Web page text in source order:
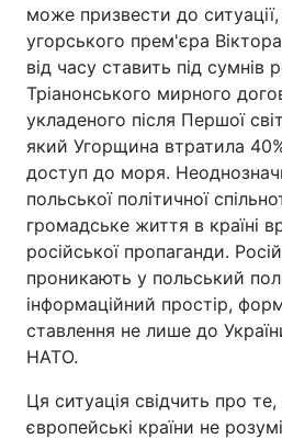
може призвести до
угорського прем'єра
від часу ставить під сумнів
Тріанонського мирного
укладеного після Першої
який Угорщина втратила
доступ до моря.
польської політичної
громадське життя в країні
російської пропаганди.
проникають у польський
інформаційний простір,
ставлення не лише до
НАТО.
Ця ситуація свідчить про
європейські країни не